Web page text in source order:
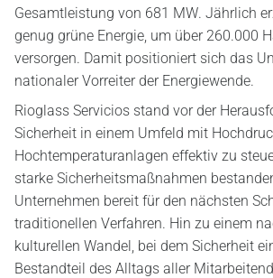
Gesamtleistung von 681 MW. Jährlich
genug grüne Energie, um über 260.000
versorgen. Damit positioniert sich das
nationaler Vorreiter der Energiewende.
Rioglass Servicios stand vor der
Sicherheit in einem Umfeld mit
Hochtemperaturanlagen effektiv zu
starke Sicherheitsmaßnahmen
Unternehmen bereit für den nächsten
traditionellen Verfahren. Hin zu einem
kulturellen Wandel, bei dem Sicherheit
Bestandteil des Alltags aller